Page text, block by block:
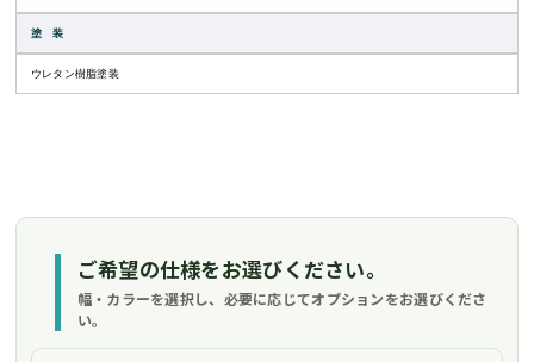
塗 装
ウレタン樹脂塗装
ご希望の仕様をお選びください。
幅・カラーを選択し、必要に応じてオプションをお選びくださ
い。